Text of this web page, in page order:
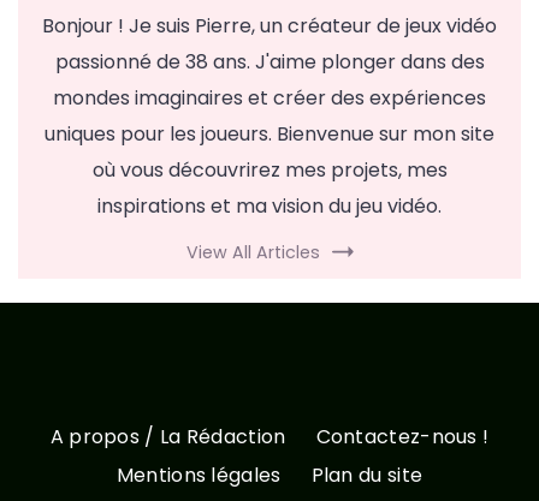
Bonjour ! Je suis Pierre, un créateur de jeux vidéo
passionné de 38 ans. J'aime plonger dans des
mondes imaginaires et créer des expériences
uniques pour les joueurs. Bienvenue sur mon site
où vous découvrirez mes projets, mes
inspirations et ma vision du jeu vidéo.
View All Articles
A propos / La Rédaction
Contactez-nous !
Mentions légales
Plan du site